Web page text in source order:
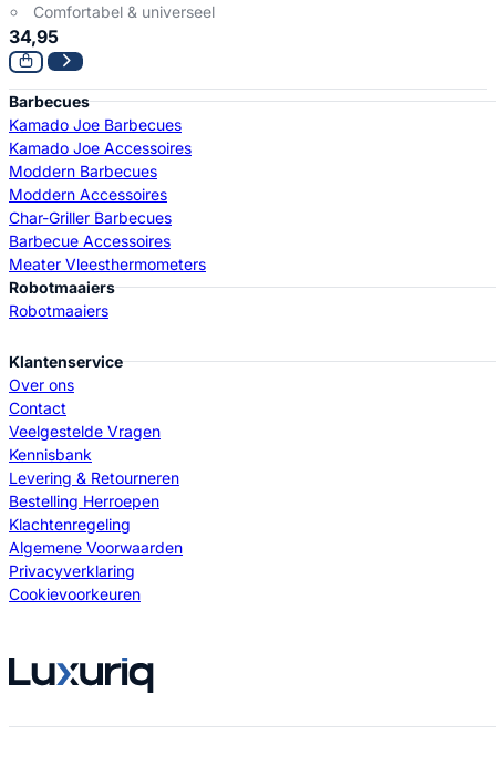
Comfortabel & universeel
34,95
Barbecues
Kamado Joe Barbecues
Kamado Joe Accessoires
Moddern Barbecues
Moddern Accessoires
Char-Griller Barbecues
Barbecue Accessoires
Meater Vleesthermometers
Robotmaaiers
Robotmaaiers
Klantenservice
Over ons
Contact
Veelgestelde Vragen
Kennisbank
Levering & Retourneren
Bestelling Herroepen
Klachtenregeling
Algemene Voorwaarden
Privacyverklaring
Cookievoorkeuren